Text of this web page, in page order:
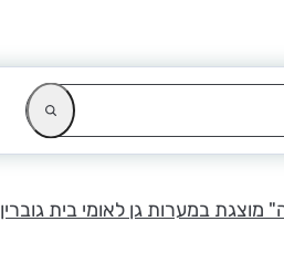
במערות גן לאומי בית גוברין